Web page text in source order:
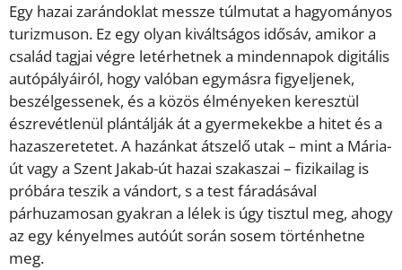
Egy hazai zarándoklat messze túlmutat a hagyományos
turizmuson. Ez egy olyan kiváltságos idősáv, amikor a
család tagjai végre letérhetnek a mindennapok digitális
autópályáiról, hogy valóban egymásra figyeljenek,
beszélgessenek, és a közös élményeken keresztül
észrevétlenül plántálják át a gyermekekbe a hitet és a
hazaszeretetet. A hazánkat átszelő utak – mint a Mária-
út vagy a Szent Jakab-út hazai szakaszai – fizikailag is
próbára teszik a vándort, s a test fáradásával
párhuzamosan gyakran a lélek is úgy tisztul meg, ahogy
az egy kényelmes autóút során sosem történhetne
meg.